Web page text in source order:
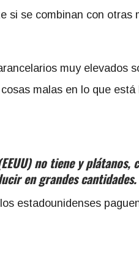
si se combinan con otras
muy elevados
malas en lo que
no tiene y plátanos,
en grandes cantidades.
estadounidenses